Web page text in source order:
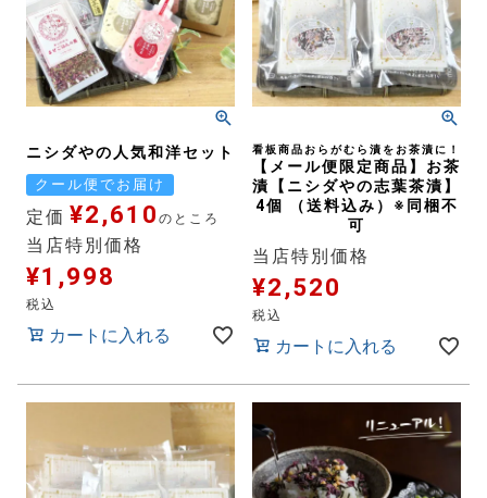
ニシダやの人気和洋セット
クール便でお届け
定価 ¥2,610 のところ
当店特別価格
¥1,998
税込
カートに入れる
看板商品おらがむら漬をお茶漬に！
【メール便限定商品】お茶
漬【ニシダやの志葉茶漬】
4個 （送料込み）※同梱不
可
当店特別価格
¥2,520
税込
カートに入れる